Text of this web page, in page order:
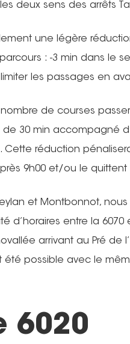
deux sens des arrêts
une légère
: -3 min dans le
les passages en
nombre de courses
30 min accompagné
Cette réduction
9h00 et/ou le quittent
et Montbonnot,
d’horaires entre la
arrivant au Pré de
été possible avec le
6020